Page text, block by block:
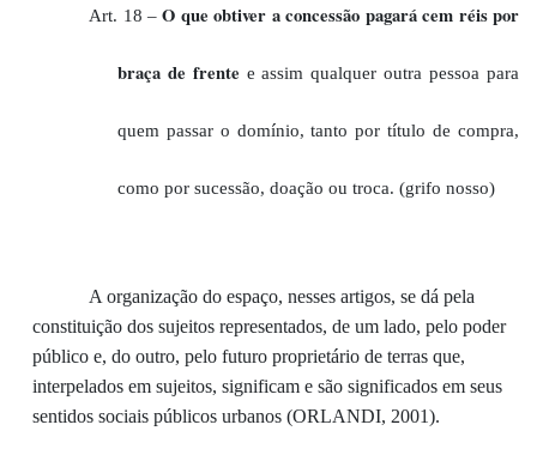
Art. 18 –O que obtiver a concessão pagará cem réis por
braça de frente e assim qualquer outra pessoa para
quem passar o domínio, tanto por título de compra,
como por sucessão, doação ou troca. (grifo nosso)
A organização do espaço, nesses artigos, se dá pela
constituição dos sujeitos representados, de um lado, pelo poder
público e, do outro, pelo futuroproprietário de terras que,
interpelados em sujeitos, significam e são significados em seus
sentidos sociais públicos urbanos (ORLANDI, 2001).